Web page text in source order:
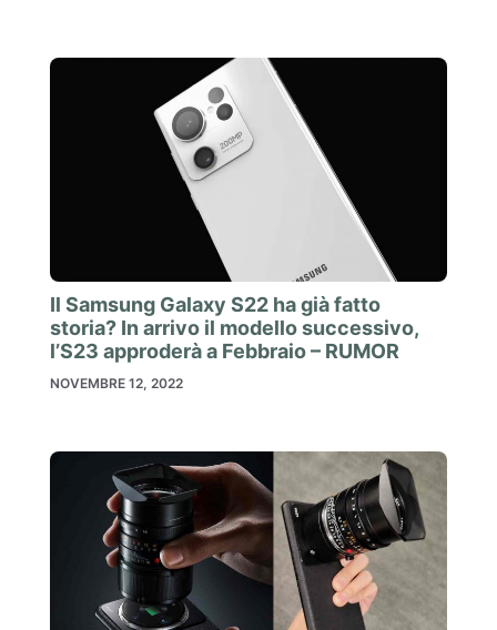
Il Samsung Galaxy S22 ha già fatto
storia? In arrivo il modello successivo,
l’S23 approderà a Febbraio – RUMOR
NOVEMBRE 12, 2022